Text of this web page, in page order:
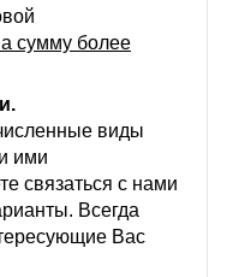
сумму более
виды
ими
связаться с нами
Всегда
Вас